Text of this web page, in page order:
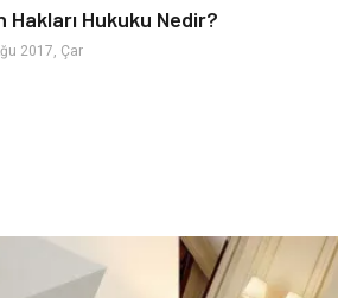
Hakları Hukuku Nedir?
2017, Çar